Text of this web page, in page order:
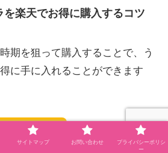
を楽天でお得に購入するコツ
期を狙って購入することで、う
に手に入れることができます
るタイミング
サイトマップ お問い合わせ
プライバシーポリシ
ー